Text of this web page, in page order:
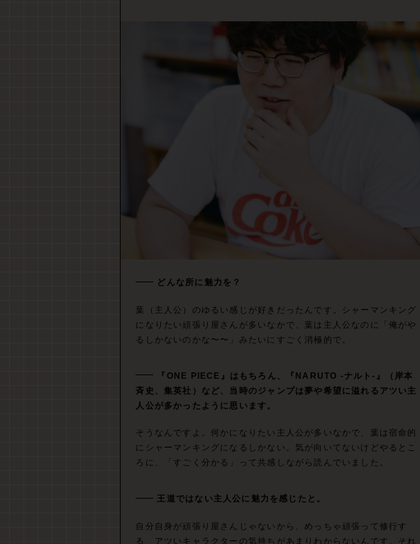
どんな所に魅力を？
葉（主人公）のゆるい感じが好きだったんです。シャーマンキング
になりたい頑張り屋さんが多いなかで、葉は主人公なのに「俺がや
るしかないのかな〜〜」みたいにすごく消極的で。
『ONE PIECE』はもちろん、『NARUTO -ナルト-』（岸本
斉史、集英社）など、当時のジャンプは夢や希望に溢れるアツい主
人公が多かったように思います。
そうなんですよ。何かになりたい主人公が多いなかで、葉は宿命的
にシャーマンキングになるしかない。気が向いてないけどやるとこ
ろに、「すごく分かる」って共感しながら読んでいました。
王道ではない主人公に魅力を感じたと。
自分自身が頑張り屋さんじゃないから、めっちゃ頑張って修行す
る、アツいキャラクターの気持ちがあまりわからないんです。それ